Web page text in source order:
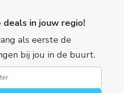
in jouw regio!
als eerste de
bij jou in de buurt.